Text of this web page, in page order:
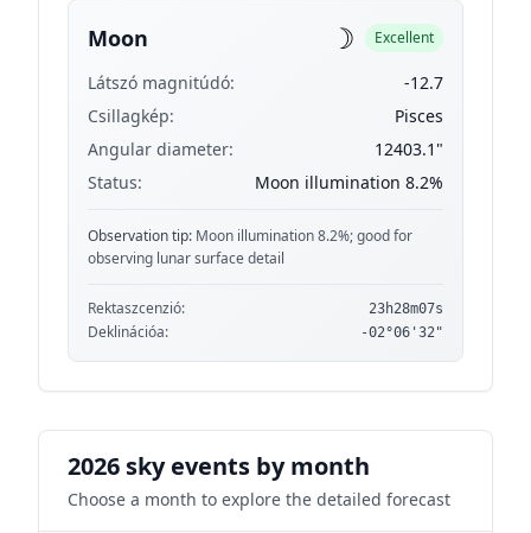
Moon ☽ Excellent
Látszó magnitúdó:
-12.7
Csillagkép:
Pisces
Angular diameter:
12403.1"
Status:
Moon illumination 8.2%
Observation tip: Moon illumination 8.2%; good for
observing lunar surface detail
Rektaszcenzió: 23h28m07s
Deklinációa: -02°06'32"
2026 sky events by month
Choose a month to explore the detailed forecast